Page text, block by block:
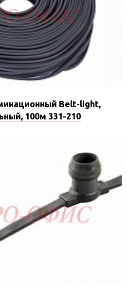
Belt-light,
100м 331-210